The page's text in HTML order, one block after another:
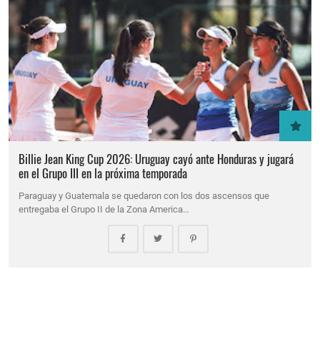
Billie Jean King Cup 2026: Uruguay cayó ante Honduras y jugará
en el Grupo III en la próxima temporada
Paraguay y Guatemala se quedaron con los dos ascensos que
entregaba el Grupo II de la Zona America…